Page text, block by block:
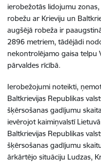
ierobežotās lidojumu
robežu ar Krieviju un
augšējā robeža ir
2896 metriem, tādējādi
nekontrolējamo gaisa telpu
pārvaldes rīcībā.
Ierobežojumi noteikti,
Baltkrievijas Republikas
šķērsošanas gadījumu
ievērojot kaimiņvalstī
Baltkrievijas Republikas
šķērsošanas gadījumu
ārkārtējo situāciju Ludzas,